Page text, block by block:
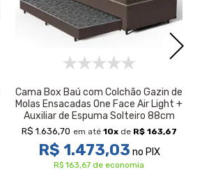
Cama Box Baú com Colchão Gazin de
Molas Ensacadas One Face Air Light +
Auxiliar de Espuma Solteiro 88cm
R$ 1.636,70 em até 10xde R$ 163,67
R$ 1.473,03 no PIX
R$ 163,67 de economia